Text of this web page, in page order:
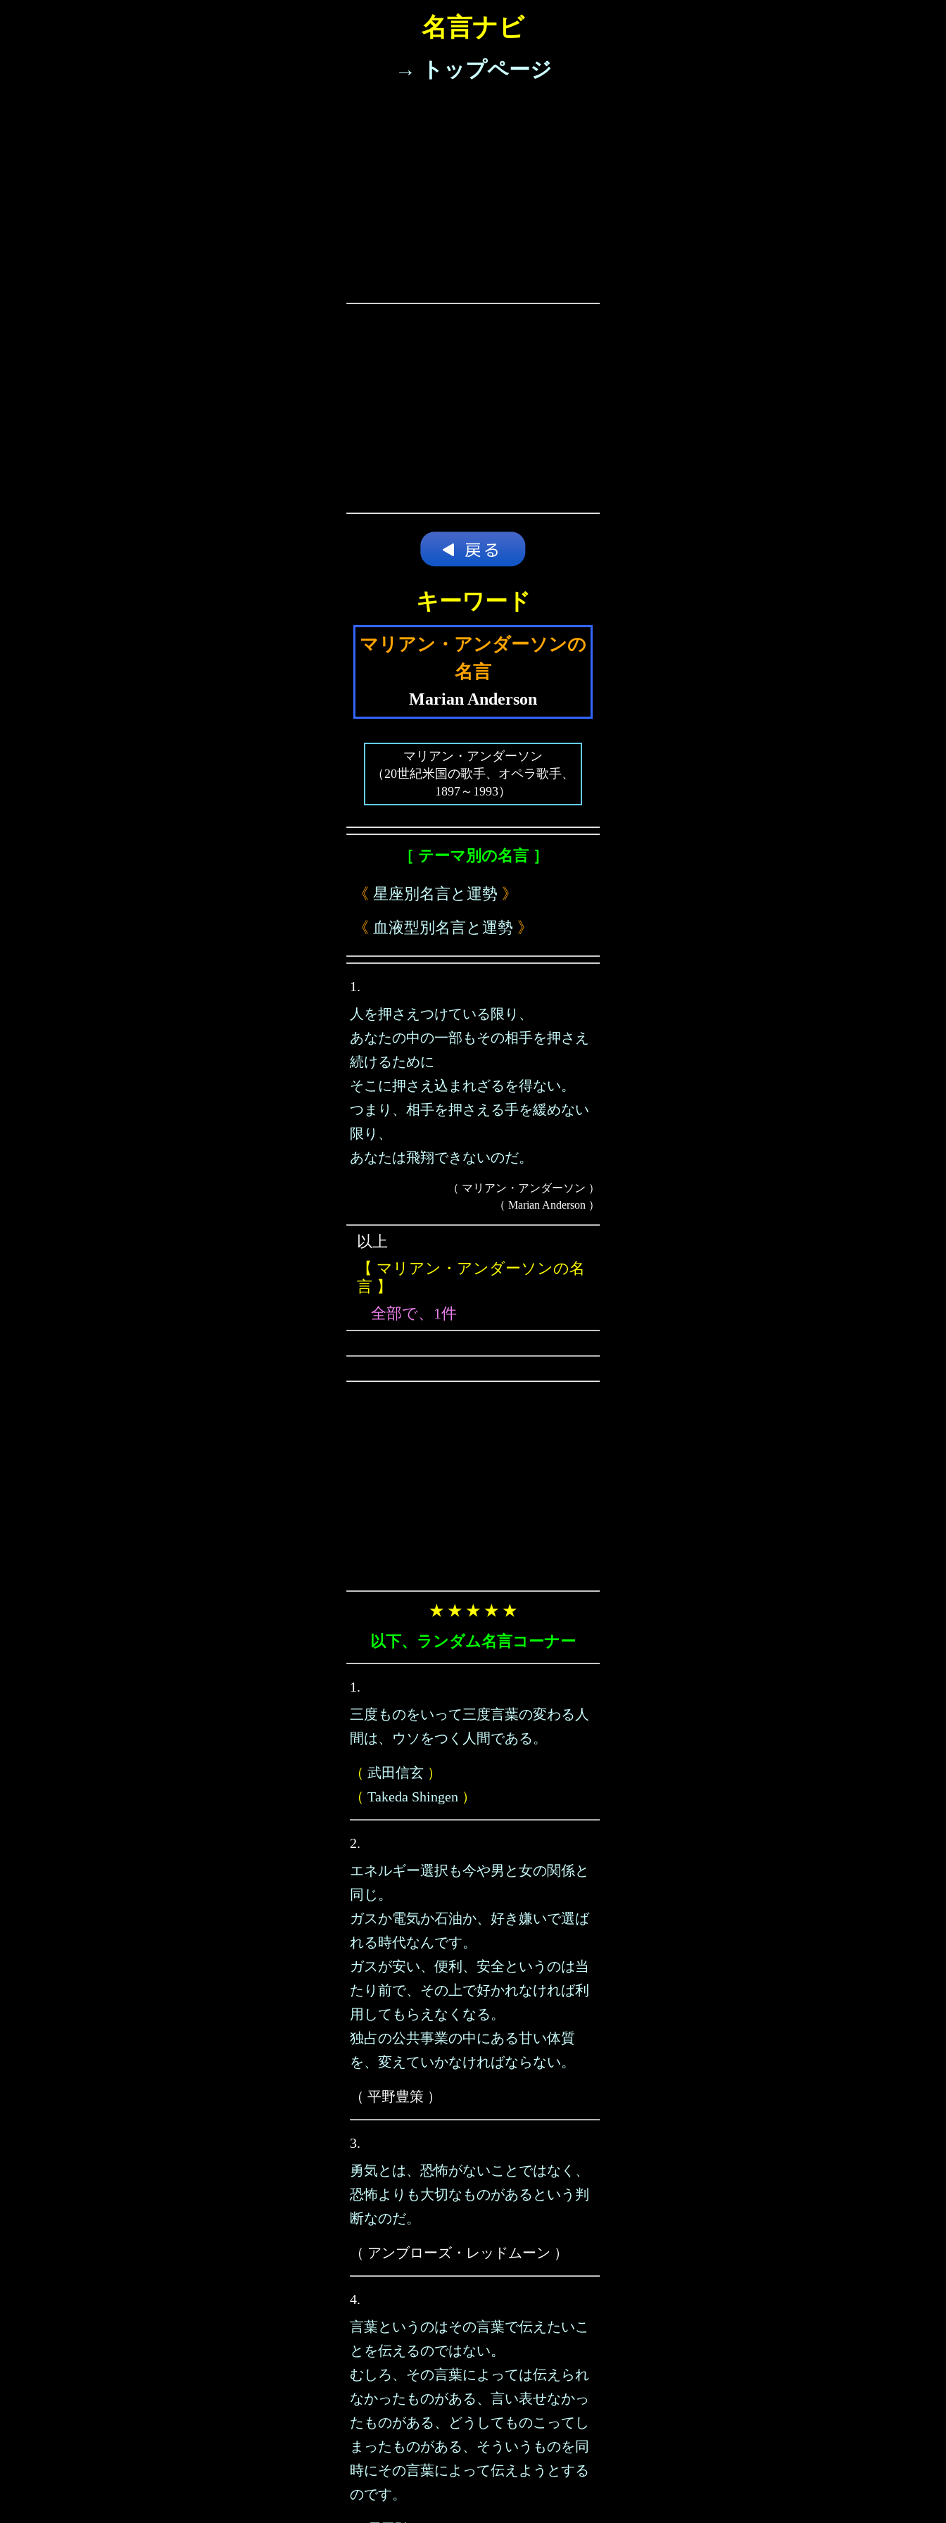
名言ナビ
→ トップページ
キーワード
マリアン・アンダーソンの
名言
Marian Anderson
マリアン・アンダーソン
（20世紀米国の歌手、オペラ歌手、
1897～1993）
［ テーマ別の名言 ］
《 星座別名言と運勢 》
《 血液型別名言と運勢 》
1.
人を押さえつけている限り、
あなたの中の一部もその相手を押さえ
続けるために
そこに押さえ込まれざるを得ない。
つまり、相手を押さえる手を緩めない
限り、
あなたは飛翔できないのだ。
（ マリアン・アンダーソン ）
（ Marian Anderson ）
以上
【 マリアン・アンダーソンの名
言 】
全部で、1件
★ ★ ★ ★ ★
以下、ランダム名言コーナー
1.
三度ものをいって三度言葉の変わる人
間は、ウソをつく人間である。
（ 武田信玄 ）
（ Takeda Shingen ）
2.
エネルギー選択も今や男と女の関係と
同じ。
ガスか電気か石油か、好き嫌いで選ば
れる時代なんです。
ガスが安い、便利、安全というのは当
たり前で、その上で好かれなければ利
用してもらえなくなる。
独占の公共事業の中にある甘い体質
を、変えていかなければならない。
（ 平野豊策 ）
3.
勇気とは、恐怖がないことではなく、
恐怖よりも大切なものがあるという判
断なのだ。
（ アンブローズ・レッドムーン ）
4.
言葉というのはその言葉で伝えたいこ
とを伝えるのではない。
むしろ、その言葉によっては伝えられ
なかったものがある、言い表せなかっ
たものがある、どうしてものこってし
まったものがある、そういうものを同
時にその言葉によって伝えようとする
のです。